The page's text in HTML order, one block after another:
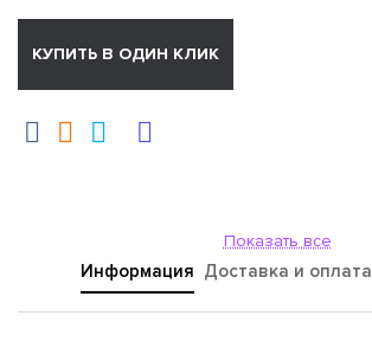
КУПИТЬ В ОДИН КЛИК
Показать все
Информация Доставка и оплата